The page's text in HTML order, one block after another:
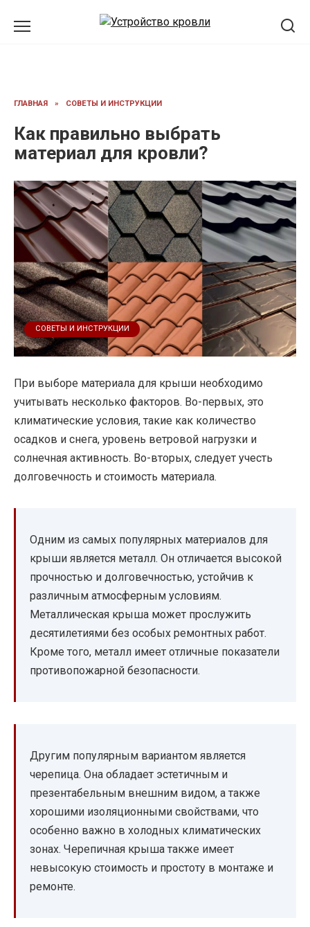
ГЛАВНАЯ » СОВЕТЫ И ИНСТРУКЦИИ
Как правильно выбрать
материал для кровли?
СОВЕТЫ И ИНСТРУКЦИИ
При выборе материала для крыши необходимо
учитывать несколько факторов. Во-первых, это
климатические условия, такие как количество
осадков и снега, уровень ветровой нагрузки и
солнечная активность. Во-вторых, следует учесть
долговечность и стоимость материала.
Одним из самых популярных материалов для
крыши является металл. Он отличается высокой
прочностью и долговечностью, устойчив к
различным атмосферным условиям.
Металлическая крыша может прослужить
десятилетиями без особых ремонтных работ.
Кроме того, металл имеет отличные показатели
противопожарной безопасности.
Другим популярным вариантом является
черепица. Она обладает эстетичным и
презентабельным внешним видом, а также
хорошими изоляционными свойствами, что
особенно важно в холодных климатических
зонах. Черепичная крыша также имеет
невысокую стоимость и простоту в монтаже и
ремонте.